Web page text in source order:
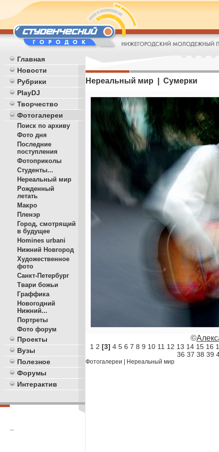
Главная
Новости
Рубрики
PlayDJ
Творчество
Фотогалереи
Поиск по архиву
Фото дня
Последние
поступления
Фотоприколы
Студенты...
Нереальный мир
Рожденный
летать
Макро
Пленэр
Город, смотрящий
в будущее
Homines urbani
Нижний Новгород
Художественное
фото
Санкт-Петербург
Твари божьи
Граффика
Новогодний
Нижний...
Портреты
Фото форум
Проекты
Вузы
Полезное
Форумы
Интерактив
**
Нереальный мир | Сумерки
©
1 2 [3] 4 5 6 7 8 9 10 11 12 13 14 15 16
36 37 38 39
Фотогалереи Нереальный мир